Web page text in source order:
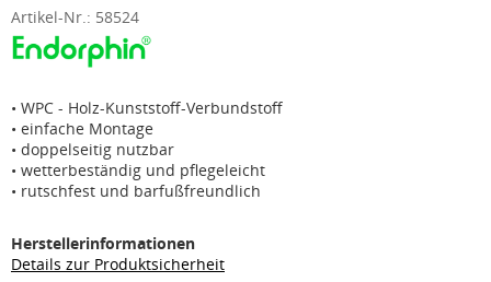
Artikel-Nr.: 58524
• WPC - Holz-Kunststoff-Verbundstoff
• einfache Montage
• doppelseitig nutzbar
• wetterbeständig und pflegeleicht
• rutschfest und barfußfreundlich
Herstellerinformationen
Details zur Produktsicherheit